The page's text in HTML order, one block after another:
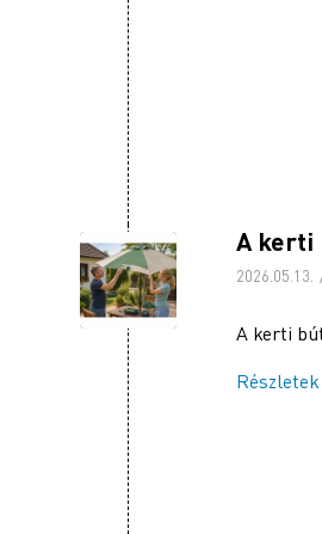
A kerti
2026.05.13.
A kerti
Részletek